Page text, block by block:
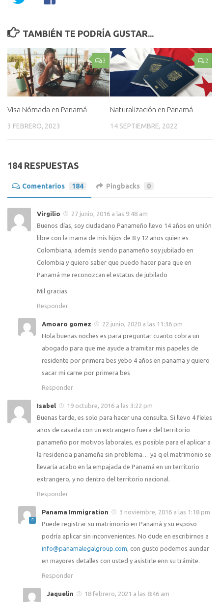
TAMBIÉN TE PODRÍA GUSTAR...
3
Visa Nómada en Panamá
3 FEBRERO, 2023
2
Naturalización en Panamá
14 SEPTIEMBRE, 2022
184 RESPUESTAS
Comentarios 184 Pingbacks 0
Virgilio
27 junio, 2016 a las 9:48 am
Buenos días, soy ciudadano Panameño llevo 14 años en unión
libre con la mama de mis hijos de 8 y 12 años quien es
Colombiana, además siendo panameño soy jubilado en
Colombia y quiero saber que puedo hacer para que en
Panamá me reconozcan el estatus de jubilado
Mil gracias
Responder
Amoaro gomez
22 junio, 2020 a las 11:36 pm
Hola buenas noches es para preguntar cuanto cobra un
abogado para que me ayude a tramitar mis papeles de
residente por primera bes yebo 4 años en panama y quiero
sacar mi carne por primera bes
Responder
Isabel
19 octubre, 2016 a las 3:22 pm
Buenas tarde, es solo para hacer una consulta. Si llevo 4 fieles
años de casada con un extrangero fuera del territorio
panameño por motivos laborales, es posible para el aplicar a
la residencia panameña sin problema… ya q el matrimonio se
llevaria acabo en la empajada de Panamá en un territorio
extrangero, y no dentro del territorio nacional.
Responder
Panama Immigration
3 noviembre, 2016 a las 1:18 pm
Puede registrar su matrimonio en Panamá y su esposo
podría aplicar sin inconvenientes. No dude en escribirnos a
info@panamalegalgroup.com, con gusto podemos aundar
en mayores detalles con usted y asistirle enn su trámite.
Responder
Jaquelin 18 febrero, 2021 a las 8:46 am